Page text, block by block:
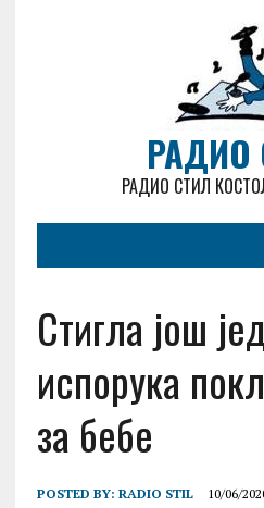
РАДИО
РАДИО СТИЛ
Стигла још
испорука
за бебе
POSTED BY: RADIO STIL 10/06/